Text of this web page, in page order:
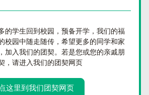
的学生回到校园，预备开学，我们的福
校园中随走随传，希望更多的同学和家
加入我们的团契。若是您或您的亲戚朋
，请进入我们的团契网页
点这里到我们团契网页